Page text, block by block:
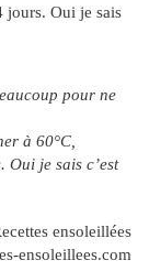
Oui je sais
pour ne
à 60°C,
je sais c’est
ensoleillées
ensoleillees.com